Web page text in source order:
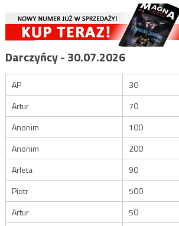
Darczyńcy - 30.07.2026
AP
30
Artur
70
Anonim
100
Anonim
200
Arleta
90
Piotr
500
Artur
50